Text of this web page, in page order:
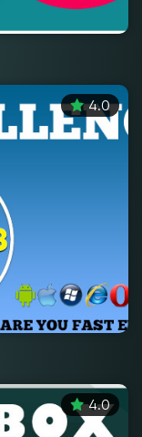
4.0
4.0